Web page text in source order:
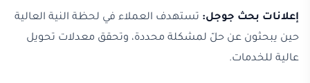
إعلانات بحث جوجل: تستهدف العملاء في لحظة النية العالية
حين يبحثون عن حلّ لمشكلة محددة، وتحقق معدلات تحويل
عالية للخدمات.